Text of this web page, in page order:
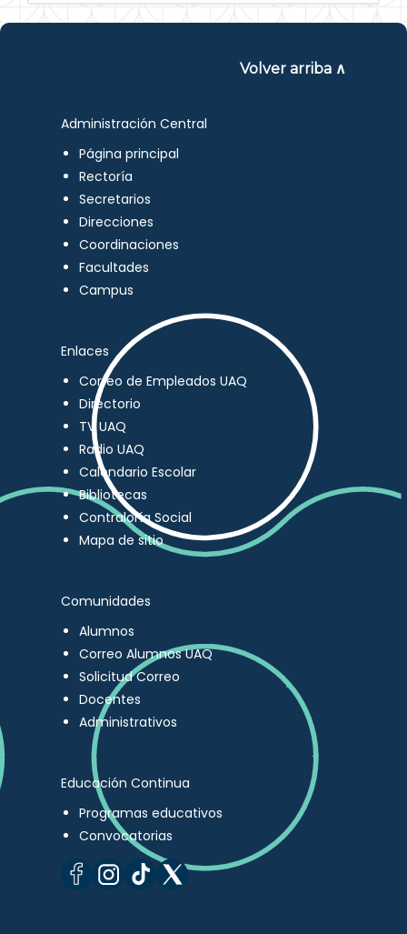
Volver arriba ∧
Administración Central
Página principal
Rectoría
Secretarios
Direcciones
Coordinaciones
Facultades
Campus
Enlaces
Correo de Empleados UAQ
Directorio
TV UAQ
Radio UAQ
Calendario Escolar
Bibliotecas
Contraloría Social
Mapa de sitio
Comunidades
Alumnos
Correo Alumnos UAQ
Solicitud Correo
Docentes
Administrativos
Educación Continua
Programas educativos
Convocatorias